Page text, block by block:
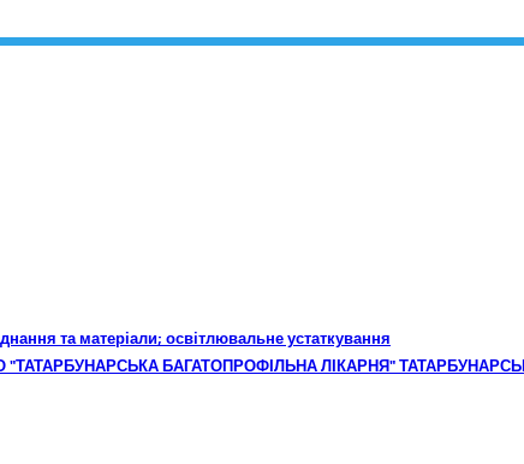
та матеріали; освітлювальне устаткування
"ТАТАРБУНАРСЬКА БАГАТОПРОФІЛЬНА ЛІКАРНЯ"